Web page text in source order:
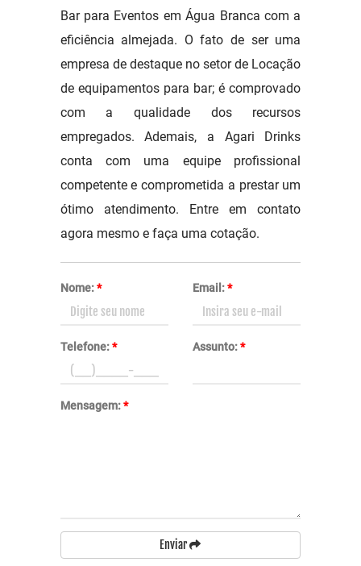
Bar para Eventos em Água Branca com a
eficiência almejada. O fato de ser uma
empresa de destaque no setor de Locação
de equipamentos para bar; é comprovado
com a qualidade dos recursos
empregados. Ademais, a Agari Drinks
conta com uma equipe profissional
competente e comprometida a prestar um
ótimo atendimento. Entre em contato
agora mesmo e faça uma cotação.
Nome:* Email:*
Telefone:* Assunto:*
Mensagem:*
Enviar